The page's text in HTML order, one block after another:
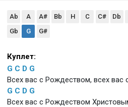
Ab A A# Bb H C C# Db
Gb
G G#
Куплет:
G C D G
Всех вас с Рождеством, всех вас
G C D G
Всех вас с Рождеством